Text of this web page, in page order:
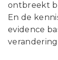
ontbreekt
En de
evidence